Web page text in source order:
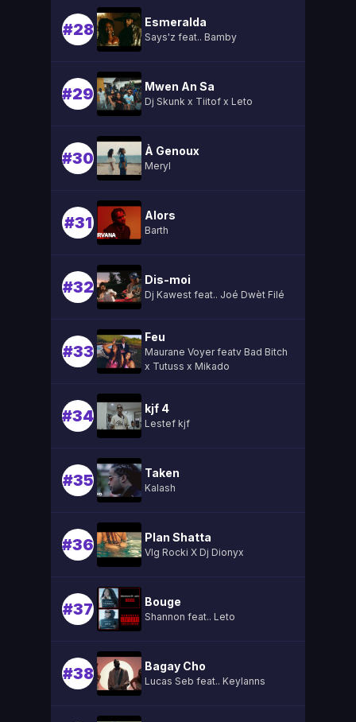
#28 Esmeralda
Says'z feat.. Bamby
#29 Mwen An Sa
Dj Skunk x Tiitof x Leto
#30 À Genoux
Meryl
#31 Alors
Barth
#32 Dis-moi
Dj Kawest feat.. Joé Dwèt Filé
#33
Feu
Maurane Voyer featv Bad Bitch
x Tutuss x Mikado
#34 kjf 4
Lestef kjf
#35 Taken
Kalash
#36 Plan Shatta
Vlg Rocki X Dj Dionyx
#37 Bouge
Shannon feat.. Leto
#38 Bagay Cho
Lucas Seb feat.. Keylanns